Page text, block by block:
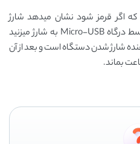
اگر قرمز شود نشان میدهد شارژ
هندزفری شما کم شده و وقتی توسط درگاه Micro-USB به شارژ میزنید
شارژ شدن دستگاه است و بعد از آن